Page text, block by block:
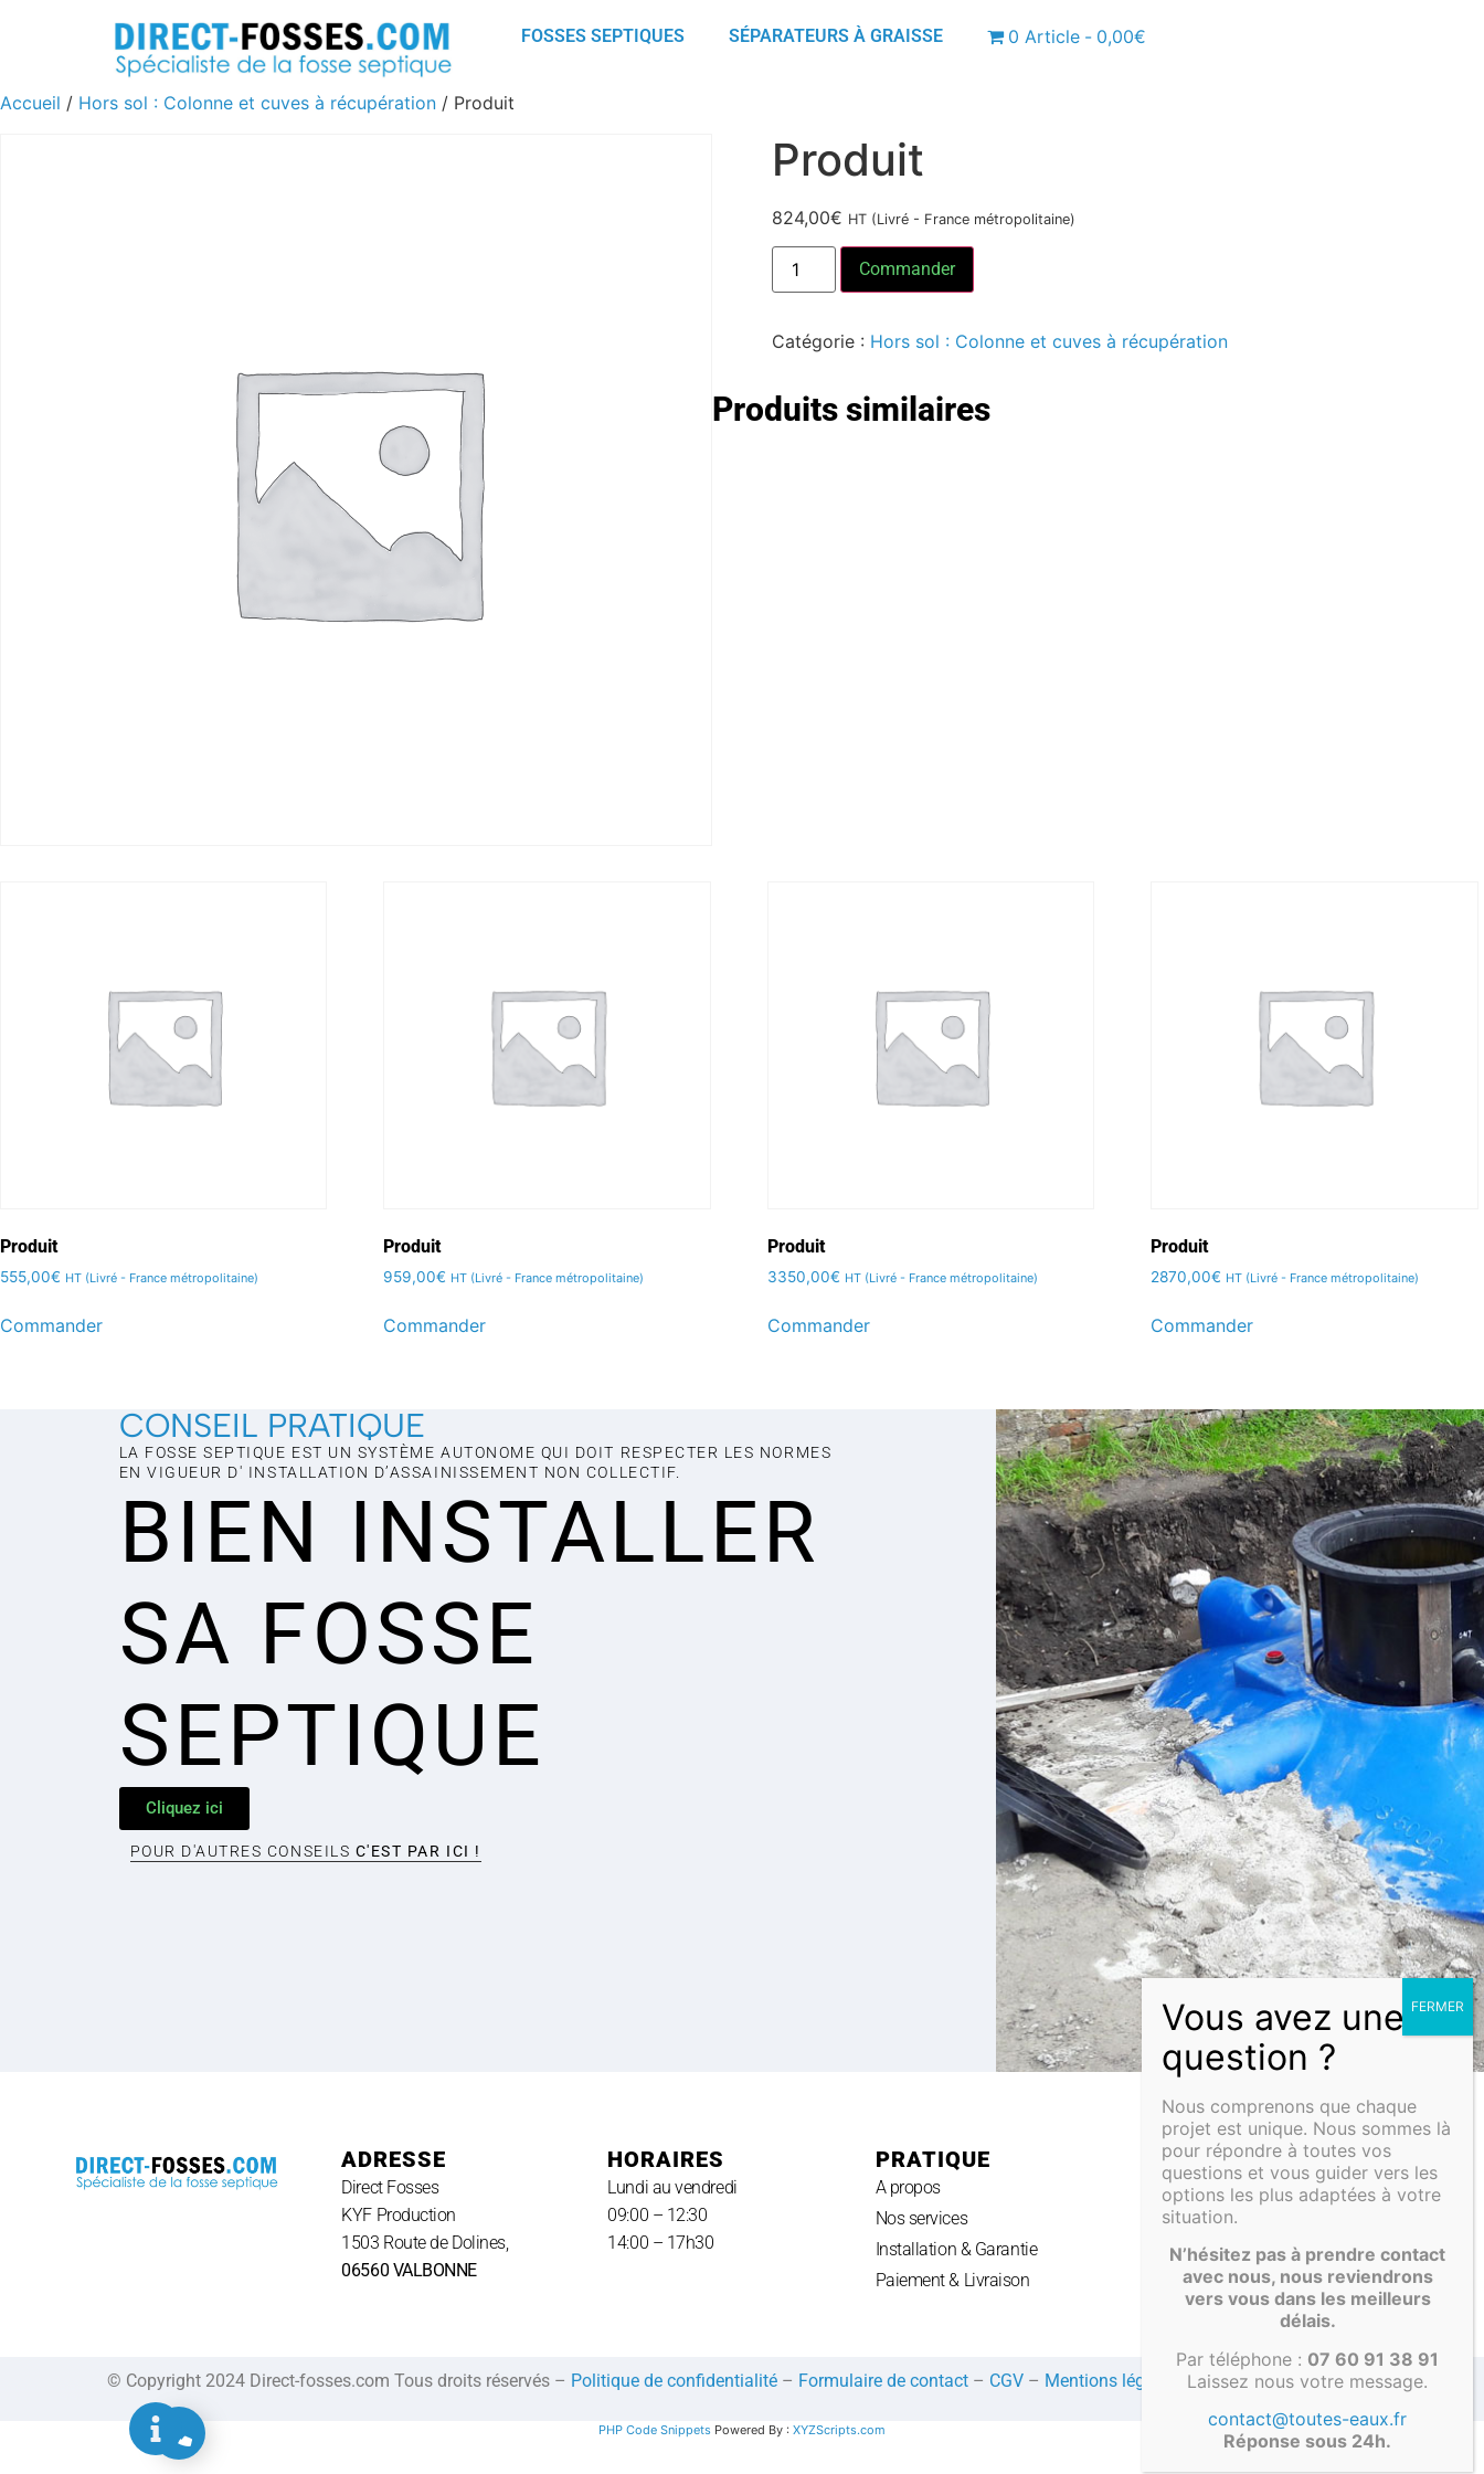
FOSSES SEPTIQUES SÉPARATEURS À GRAISSE 0 Article 0,00€
Accueil / Hors sol : Colonne et cuves à récupération / Produit
Produit
824,00€ HT (Livré - France métropolitaine)
Commander
Catégorie : Hors sol : Colonne et cuves à récupération
Produits similaires
Produit
555,00€ HT (Livré - France métropolitaine)
Commander
Produit
959,00€ HT (Livré - France métropolitaine)
Commander
Produit
3350,00€ HT (Livré - France métropolitaine)
Commander
Produit
2870,00€ HT (Livré - France métropolitaine)
Commander
CONSEIL PRATIQUE
LA FOSSE SEPTIQUE EST UN SYSTÈME AUTONOME QUI DOIT RESPECTER LES NORMES
EN VIGUEUR D' INSTALLATION D’ASSAINISSEMENT NON COLLECTIF.
BIEN INSTALLER
SA FOSSE
SEPTIQUE
Cliquez ici
POUR D'AUTRES CONSEILS C'EST PAR ICI !
ADRESSE
Direct Fosses
KYF Production
1503 Route de Dolines,
06560 VALBONNE
HORAIRES
Lundi au vendredi
09:00 – 12:30
14:00 – 17h30
PRATIQUE
A propos
Nos services
Installation & Garantie
Paiement & Livraison
INFOS UTILES
Bien choisir
Les normes
Eco-responsabilité
Qualité de fabrication
Technique de rotomoulage
© Copyright 2024 Direct-fosses.com Tous droits réservés – Politique de confidentialité – Formulaire de contact – CGV – Mentions légales – Compte client
PHP Code Snippets Powered By : XYZScripts.com
Nous comprenons que chaque
projet est unique. Nous sommes là
pour répondre à toutes vos
questions et vous guider vers les
options les plus adaptées à votre
situation.
N’hésitez pas à prendre contact
avec nous, nous reviendrons
vers vous dans les meilleurs
délais.
Par téléphone : 07 60 91 38 91
Laissez nous votre message.
contact@toutes-eaux.fr
Réponse sous 24h.
Appel gratuit